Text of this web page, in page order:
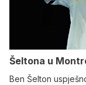
Šeltona u
Ben Šelton